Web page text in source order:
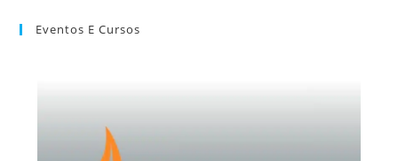
Eventos E Cursos